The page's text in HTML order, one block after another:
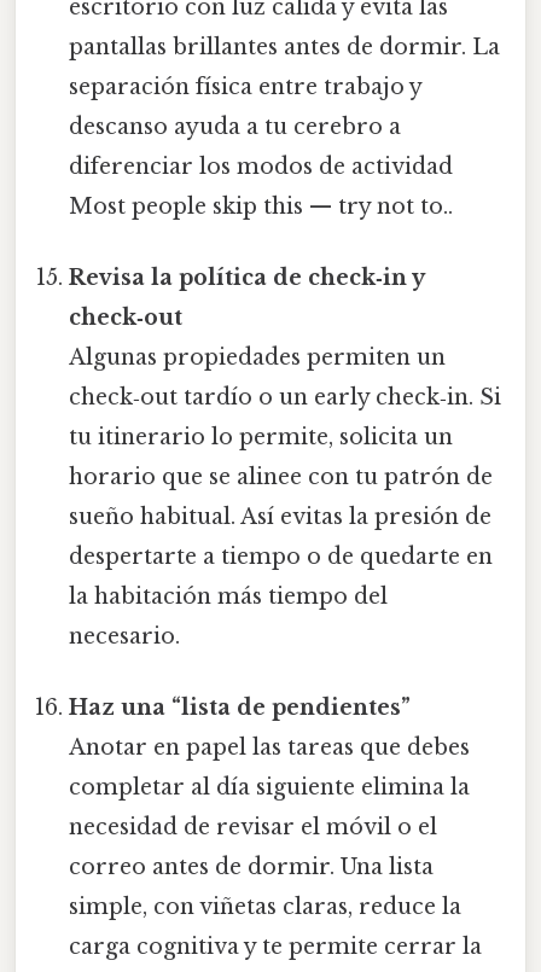
escritorio con luz cálida y evita las
pantallas brillantes antes de dormir. La
separación física entre trabajo y
descanso ayuda a tu cerebro a
diferenciar los modos de actividad
Most people skip this — try not to..
Revisa la política de check‑in y
check‑out
Algunas propiedades permiten un
check‑out tardío o un early check‑in. Si
tu itinerario lo permite, solicita un
horario que se alinee con tu patrón de
sueño habitual. Así evitas la presión de
despertarte a tiempo o de quedarte en
la habitación más tiempo del
necesario.
Haz una “lista de pendientes”
Anotar en papel las tareas que debes
completar al día siguiente elimina la
necesidad de revisar el móvil o el
correo antes de dormir. Una lista
simple, con viñetas claras, reduce la
carga cognitiva y te permite cerrar la